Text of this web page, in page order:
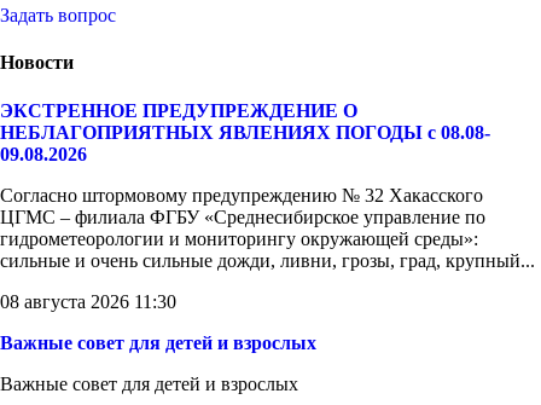
Задать вопрос
Новости
ЭКСТРЕННОЕ ПРЕДУПРЕЖДЕНИЕ О
НЕБЛАГОПРИЯТНЫХ ЯВЛЕНИЯХ ПОГОДЫ с 08.08-
09.08.2026
Согласно штормовому предупреждению № 32 Хакасского
ЦГМС – филиала ФГБУ «Среднесибирское управление по
гидрометеорологии и мониторингу окружающей среды»:
сильные и очень сильные дожди, ливни, грозы, град, крупный...
08 августа 2026 11:30
Важные совет для детей и взрослых
Важные совет для детей и взрослых